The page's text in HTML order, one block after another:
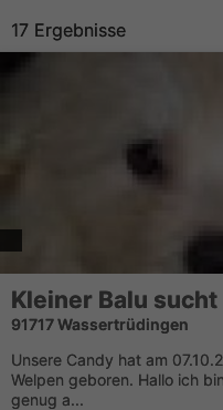
17 Ergebnisse
Kleiner Balu
91717 Wassertrüdingen
Unsere Candy hat am
Welpen geboren. Hallo ich
genug a...